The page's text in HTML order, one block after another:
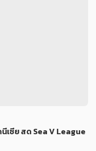
เซีย สด Sea V League